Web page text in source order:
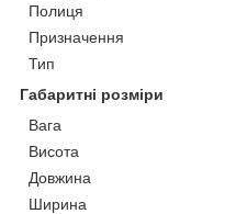
Полиця
Призначення
Тип
Габаритні розміри
Вага
Висота
Довжина
Ширина